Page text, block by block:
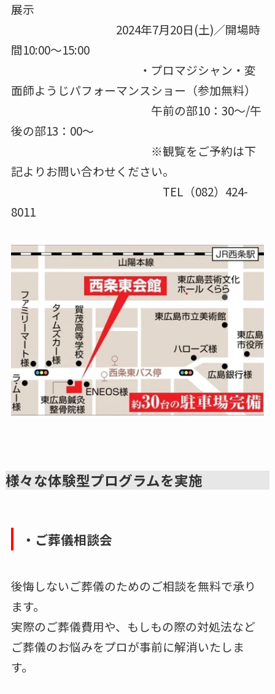
展示
2024年7月20日(土)／開場時
間10:00～15:00
・プロマジシャン・変
面師ようじパフォーマンスショー（参加無料）
午前の部10：30～/午
後の部13：00～
※観覧をご予約は下
記よりお問い合わせください。
TEL（082）424-
8011
様々な体験型プログラムを実施
・ご葬儀相談会
後悔しないご葬儀のためのご相談を無料で承り
ます。
実際のご葬儀費用や、もしもの際の対処法など
ご葬儀のお悩みをプロが事前に解消いたしま
す。